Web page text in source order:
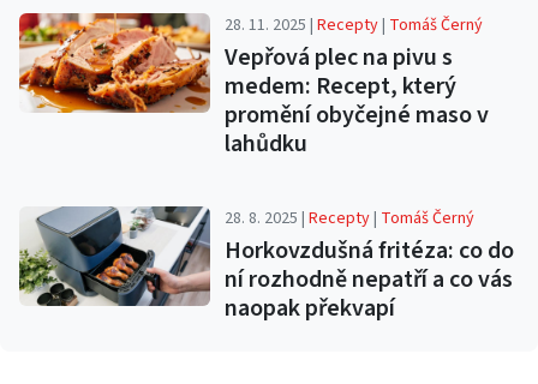
28. 11. 2025 |Recepty| Tomáš Černý
Vepřová plec na pivu s
medem: Recept, který
promění obyčejné maso v
lahůdku
28. 8. 2025 |Recepty| Tomáš Černý
Horkovzdušná fritéza: co do
ní rozhodně nepatří a co vás
naopak překvapí